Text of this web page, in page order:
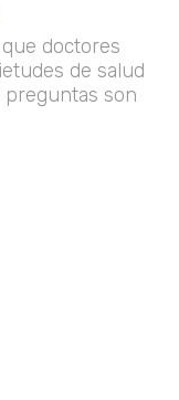
que doctores
de salud
preguntas son